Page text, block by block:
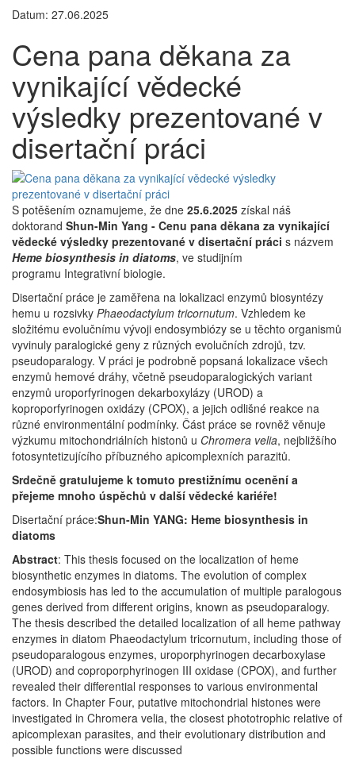
Datum: 27.06.2025
Cena pana děkana za
vynikající vědecké
výsledky prezentované v
disertační práci
S potěšením oznamujeme, že dne 25.6.2025 získal náš
doktorand Shun-Min Yang - Cenu pana děkana za vynikající
vědecké výsledky prezentované v disertační práci s názvem
Heme biosynthesis in diatoms, ve studijním
programu Integrativní biologie.
Disertační práce je zaměřena na lokalizaci enzymů biosyntézy
hemu u rozsivky Phaeodactylum tricornutum. Vzhledem ke
složitému evolučnímu vývoji endosymbiózy se u těchto organismů
vyvinuly paralogické geny z různých evolučních zdrojů, tzv.
pseudoparalogy. V práci je podrobně popsaná lokalizace všech
enzymů hemové dráhy, včetně pseudoparalogických variant
enzymů uroporfyrinogen dekarboxylázy (UROD) a
koproporfyrinogen oxidázy (CPOX), a jejich odlišné reakce na
různé environmentální podmínky. Část práce se rovněž věnuje
výzkumu mitochondriálních histonů u Chromera velia, nejbližšího
fotosyntetizujícího příbuzného apicomplexních parazitů.
Srdečně gratulujeme k tomuto prestižnímu ocenění a
přejeme mnoho úspěchů v další vědecké kariéře!
Disertační práce:Shun-Min YANG: Heme biosynthesis in
diatoms
Abstract: This thesis focused on the localization of heme
biosynthetic enzymes in diatoms. The evolution of complex
endosymbiosis has led to the accumulation of multiple paralogous
genes derived from different origins, known as pseudoparalogy.
The thesis described the detailed localization of all heme pathway
enzymes in diatom Phaeodactylum tricornutum, including those of
pseudoparalogous enzymes, uroporphyrinogen decarboxylase
(UROD) and coproporphyrinogen III oxidase (CPOX), and further
revealed their differential responses to various environmental
factors. In Chapter Four, putative mitochondrial histones were
investigated in Chromera velia, the closest phototrophic relative of
apicomplexan parasites, and their evolutionary distribution and
possible functions were discussed